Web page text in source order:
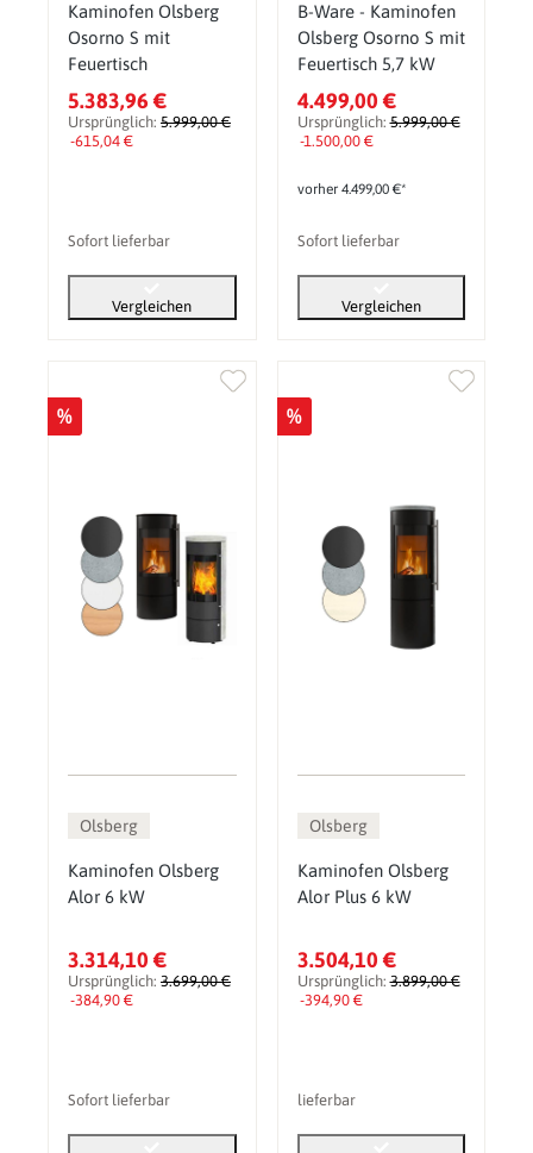
Kaminofen Olsberg
Osorno S mit
Feuertisch
5.383,96 €
Ursprünglich: 5.999,00 €
-615,04 €
Sofort lieferbar
Vergleichen
B-Ware - Kaminofen
Olsberg Osorno S mit
Feuertisch 5,7 kW
4.499,00 €
Ursprünglich:5.999,00 €
-1.500,00 €
vorher 4.499,00 €*
Sofort lieferbar
Vergleichen
%
Olsberg
Kaminofen Olsberg
Alor 6 kW
3.314,10 €
Ursprünglich: 3.699,00 €
-384,90 €
Sofort lieferbar
%
Olsberg
Kaminofen Olsberg
Alor Plus 6 kW
3.504,10 €
Ursprünglich:3.899,00 €
-394,90 €
lieferbar